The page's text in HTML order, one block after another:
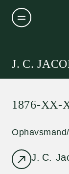
J. C.
1876-XX-
J. C.